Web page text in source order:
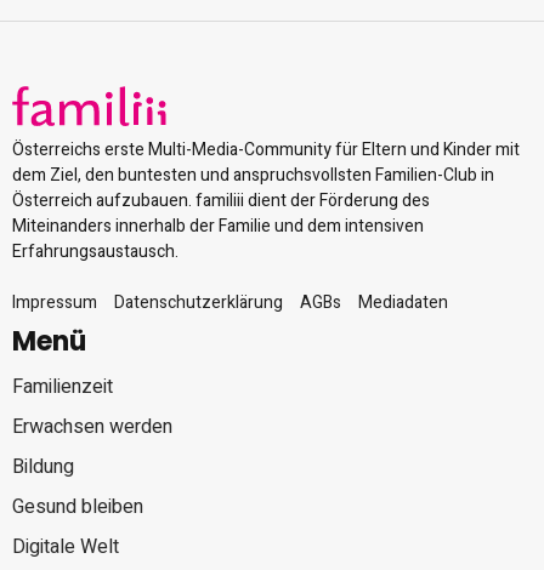
Österreichs erste Multi-Media-Community für Eltern und Kinder mit
dem Ziel, den buntesten und anspruchsvollsten Familien-Club in
Österreich aufzubauen. familiii dient der Förderung des
Miteinanders innerhalb der Familie und dem intensiven
Erfahrungsaustausch.
Impressum
Datenschutzerklärung AGBs Mediadaten
Menü
Familienzeit
Erwachsen werden
Bildung
Gesund bleiben
Digitale Welt